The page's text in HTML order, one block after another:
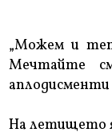
„Можем и
Мечтайте
На летището